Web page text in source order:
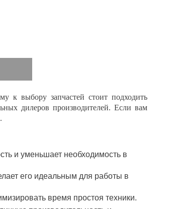
к выбору запчастей стоит подходить
дилеров производителей. Если вам
и уменьшает необходимость в
его идеальным для работы в
время простоя техники.